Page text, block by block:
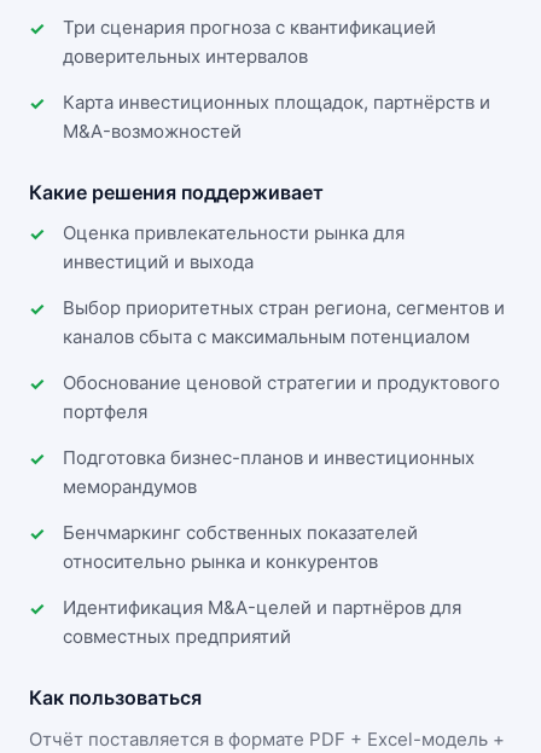
Три сценария прогноза с квантификацией
доверительных интервалов
Карта инвестиционных площадок, партнёрств и
M&A-возможностей
Какие решения поддерживает
Оценка привлекательности рынка для
инвестиций и выхода
Выбор приоритетных стран региона, сегментов и
каналов сбыта с максимальным потенциалом
Обоснование ценовой стратегии и продуктового
портфеля
Подготовка бизнес-планов и инвестиционных
меморандумов
Бенчмаркинг собственных показателей
относительно рынка и конкурентов
Идентификация M&A-целей и партнёров для
совместных предприятий
Как пользоваться
Отчёт поставляется в формате PDF + Excel-модель +